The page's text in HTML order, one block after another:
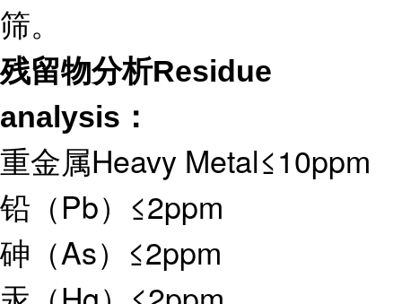
筛。
残留物分析Residue
analysis：
重金属Heavy Metal≤10ppm
铅（Pb）≤2ppm
砷（As）≤2ppm